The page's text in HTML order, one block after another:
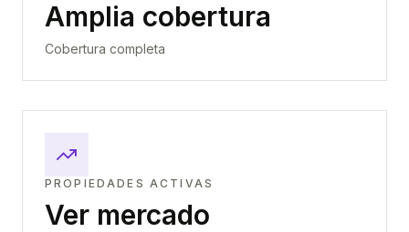
Amplia cobertura
Cobertura completa
PROPIEDADES ACTIVAS
Ver mercado